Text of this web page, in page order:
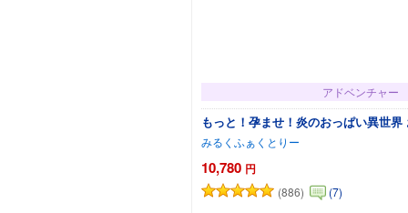
アドベンチャー
もっと！孕ませ！炎のおっぱい異世
みるくふぁくとりー
10,780 円
(886) (7)